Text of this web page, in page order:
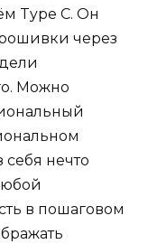
Type C. Он
через
Можно
нечто
в пошаговом